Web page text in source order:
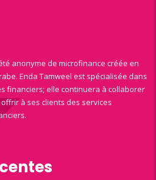
anonyme de microfinance créée en
Enda Tamweel est spécialisée dans
financiers; elle continuera à collaborer
à ses clients des services